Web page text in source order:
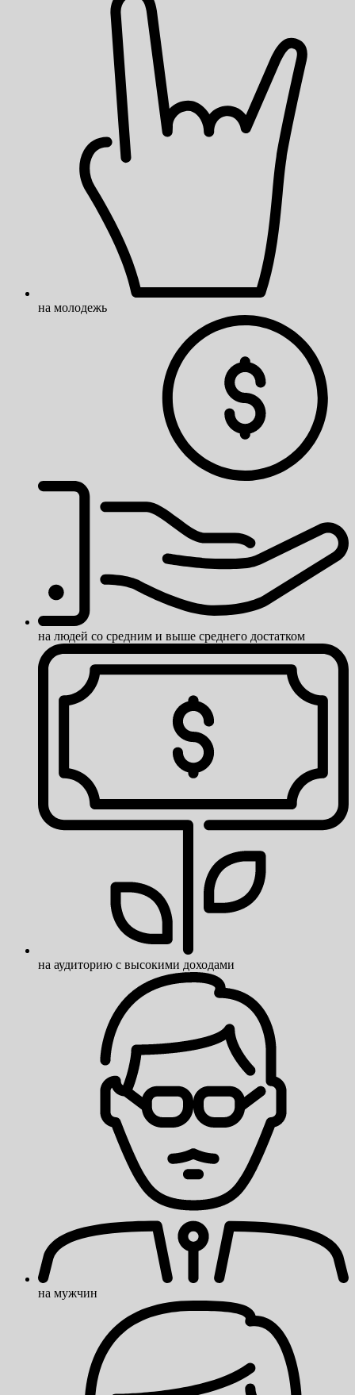
на молодежь
на людей со средним и выше среднего достатком
на аудиторию с высокими доходами
на мужчин